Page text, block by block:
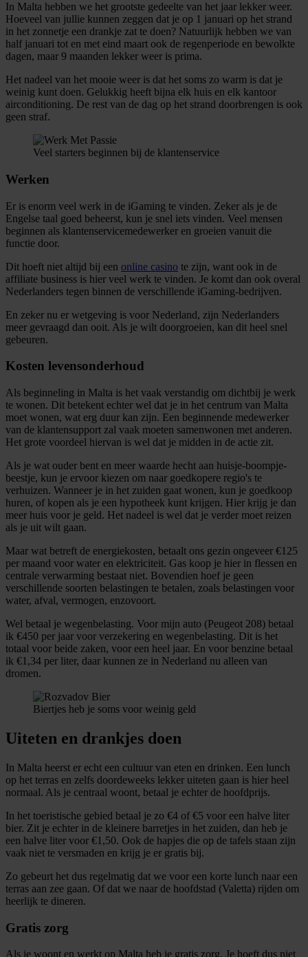
In Malta hebben we het grootste gedeelte van het jaar lekker weer.
Hoeveel van jullie kunnen zeggen dat je op 1 januari op het strand
in het zonnetje een drankje zat te doen? Natuurlijk hebben we van
half januari tot en met eind maart ook de regenperiode en bewolkte
dagen, maar 9 maanden lekker weer is prima.
Het nadeel van het mooie weer is dat het soms zo warm is dat je
weinig kunt doen. Gelukkig heeft bijna elk huis en elk kantoor
airconditioning. De rest van de dag op het strand doorbrengen is ook
geen straf.
Veel starters beginnen bij de klantenservice
Werken
Er is enorm veel werk in de iGaming te vinden. Zeker als je de
Engelse taal goed beheerst, kun je snel iets vinden. Veel mensen
beginnen als klantenservicemedewerker en groeien vanuit die
functie door.
Dit hoeft niet altijd bij een online casino te zijn, want ook in de
affiliate business is hier veel werk te vinden. Je komt dan ook overal
Nederlanders tegen binnen de verschillende iGaming-bedrijven.
En zeker nu er wetgeving is voor Nederland, zijn Nederlanders
meer gevraagd dan ooit. Als je wilt doorgroeien, kan dit heel snel
gebeuren.
Kosten levensonderhoud
Als beginneling in Malta is het vaak verstandig om dichtbij je werk
te wonen. Dit betekent echter wel dat je in het centrum van Malta
moet wonen, wat erg duur kan zijn. Een beginnende medewerker
van de klantensupport zal vaak moeten samenwonen met anderen.
Het grote voordeel hiervan is wel dat je midden in de actie zit.
Als je wat ouder bent en meer waarde hecht aan huisje-boompje-
beestje, kun je ervoor kiezen om naar goedkopere regio's te
verhuizen. Wanneer je in het zuiden gaat wonen, kun je goedkoop
huren, of kopen als je een hypotheek kunt krijgen. Hier krijg je dan
meer huis voor je geld. Het nadeel is wel dat je verder moet reizen
als je uit wilt gaan.
Maar wat betreft de energiekosten, betaalt ons gezin ongeveer €125
per maand voor water en elektriciteit. Gas koop je hier in flessen en
centrale verwarming bestaat niet. Bovendien hoef je geen
verschillende soorten belastingen te betalen, zoals belastingen voor
water, afval, vermogen, enzovoort.
Wel betaal je wegenbelasting. Voor mijn auto (Peugeot 208) betaal
ik €450 per jaar voor verzekering en wegenbelasting. Dit is het
totaal voor beide zaken, voor een heel jaar. En voor benzine betaal
ik €1,34 per liter, daar kunnen ze in Nederland nu alleen van
dromen.
Biertjes heb je soms voor weinig geld
Uiteten en drankjes doen
In Malta heerst er echt een cultuur van eten en drinken. Een lunch
op het terras en zelfs doordeweeks lekker uiteten gaan is hier heel
normaal. Als je centraal woont, betaal je echter de hoofdprijs.
In het toeristische gebied betaal je zo €4 of €5 voor een halve liter
bier. Zit je echter in de kleinere barretjes in het zuiden, dan heb je
een halve liter voor €1,50. Ook de hapjes die op de tafels staan zijn
vaak niet te versmaden en krijg je er gratis bij.
Zo gebeurt het dus regelmatig dat we voor een korte lunch naar een
terras aan zee gaan. Of dat we naar de hoofdstad (Valetta) rijden om
heerlijk te dineren.
Gratis zorg
Als je woont en werkt op Malta heb je gratis zorg. Je hoeft dus niet